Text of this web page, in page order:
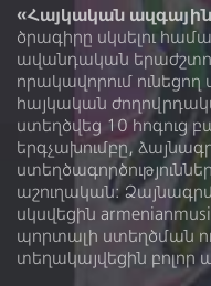
Տարածաշրջան
Հեղինակ
Կատարող
Գործիք
«Հայկական
ծրագիրը սկսելու
ավանդական
որակավորում
հայկական
ստեղծվեց 10 հոգուց
երգչախումբը,
աշուղական:
սկսվեցին
պորտալի ստեղծման
տեղակայվեցին բոլոր